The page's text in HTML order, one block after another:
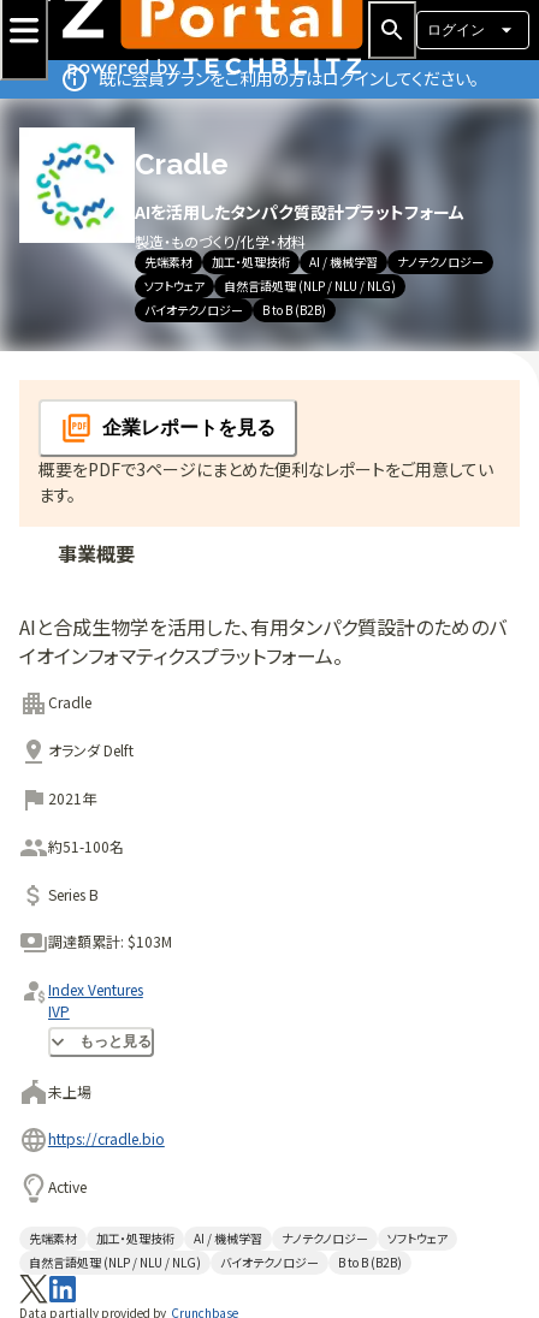
ログイン
既に会員プランをご利用の方はログインしてください。
Cradle
AIを活用したタンパク質設計プラットフォーム
製造・ものづくり/化学・材料
先端素材 加工・処理技術 AI / 機械学習
ナノテクノロジー
ソフトウェア
自然言語処理 (NLP / NLU / NLG)
バイオテクノロジー
B to B (B2B)
企業レポート を見る
概要をPDFで3ページにまとめた便利なレポートをご用意してい
ます。
事業概要
AIと合成生物学を活用した、有用タンパク質設計のためのバ
イオインフォマティクスプラットフォーム。
Cradle
オランダ Delft
2021年
約51-100名
Series B
調達額累計: $103M
Index Ventures
IVP
Kindred Capital
もっと見る
未上場
https://cradle.bio
Active
先端素材 加工・処理技術 AI / 機械学習 ナノテクノロジー
ソフトウェア
自然言語処理 (NLP / NLU / NLG)
バイオテクノロジー B to B (B2B)
Data partially provided by Crunchbase